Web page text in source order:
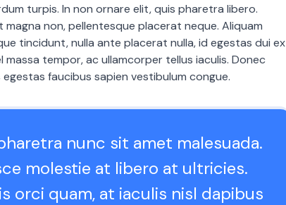
turpis. In non ornare elit, quis pharetra libero.
non, pellentesque placerat neque. Aliquam
tincidunt, nulla ante placerat nulla, id egestas dui ex
massa tempor, ac ullamcorper tellus iaculis. Donec
faucibus sapien vestibulum congue.
nunc sit amet malesuada.
molestie at libero at ultricies.
orci quam, at iaculis nisl dapibus